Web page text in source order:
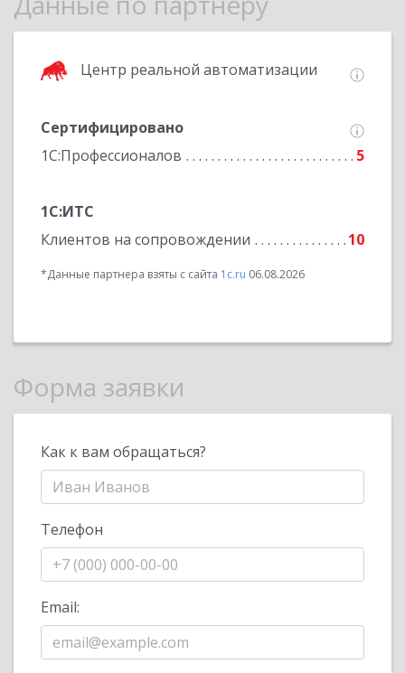
Центр реальной автоматизации
Сертифицировано
1С:Профессионалов
5
1С:ИТС
Клиентов на сопровождении
10
*Данные партнера взяты с сайта 1c.ru 06.08.2026
Форма заявки
Как к вам обращаться?
Телефон
Email: